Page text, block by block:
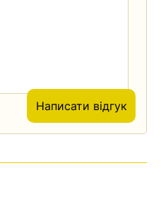
Написати відгук